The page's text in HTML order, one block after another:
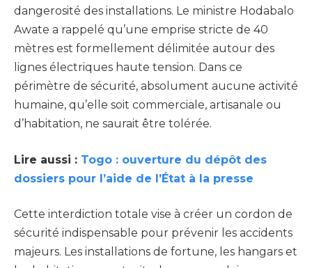
dangerosité des installations. Le ministre Hodabalo
Awate a rappelé qu’une emprise stricte de 40
mètres est formellement délimitée autour des
lignes électriques haute tension. Dans ce
périmètre de sécurité, absolument aucune activité
humaine, qu’elle soit commerciale, artisanale ou
d’habitation, ne saurait être tolérée.
Lire aussi : Togo : ouverture du dépôt des
dossiers pour l’aide de l’État à la presse
Cette interdiction totale vise à créer un cordon de
sécurité indispensable pour prévenir les accidents
majeurs. Les installations de fortune, les hangars et